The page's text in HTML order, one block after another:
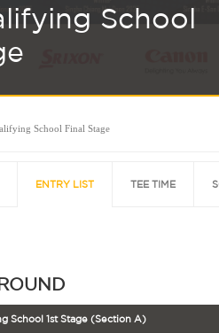
School
School Final Stage
ENTRY LIST TEE TIME
School 1st Stage (Section A)